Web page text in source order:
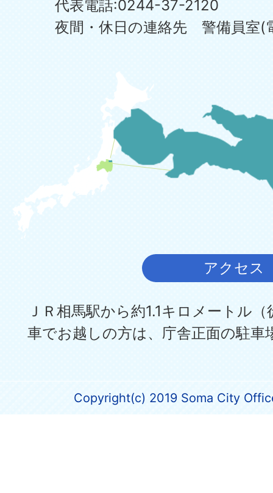
代表電話:0244-37-2120
夜間・休日の連絡先 警備員室
アクセス
ＪＲ相馬駅から約1.1キロメートル
車でお越しの方は、庁舎正面の駐車
Copyright(c) 2019 Soma City